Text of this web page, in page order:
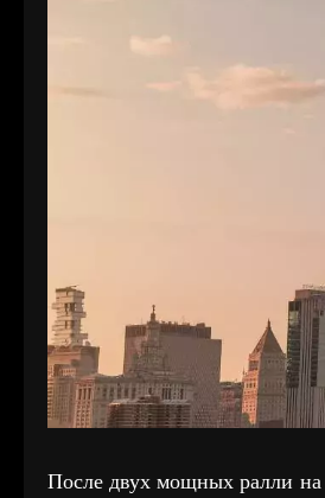
После двух мощных ралли